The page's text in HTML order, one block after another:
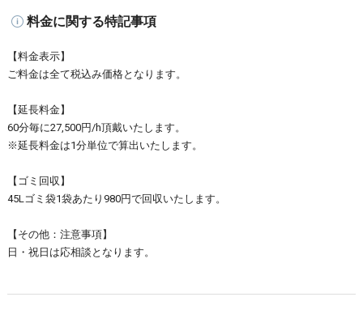
料金に関する特記事項
【料金表示】
ご料金は全て税込み価格となります。
【延長料金】
60分毎に27,500円/h頂戴いたします。
※延長料金は1分単位で算出いたします。
【ゴミ回収】
45Lゴミ袋1袋あたり980円で回収いたします。
【その他：注意事項】
日・祝日は応相談となります。